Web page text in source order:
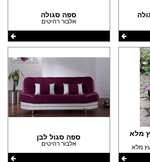
ספה סגולה
אלבור רהיטים
6000 עץ מלא
ספה סגול לבן
אלבור רהיטים